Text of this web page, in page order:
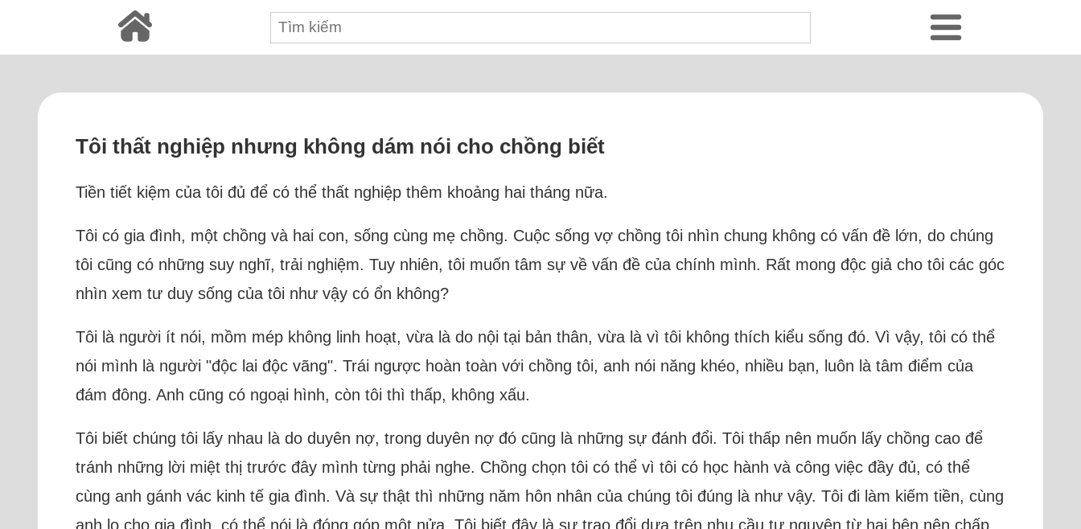
Tôi thất nghiệp nhưng không dám nói cho chồng biết
Tiền tiết kiệm của tôi đủ để có thể thất nghiệp thêm khoảng hai tháng nữa.
Tôi có gia đình, một chồng và hai con, sống cùng mẹ chồng. Cuộc sống vợ chồng tôi nhìn chung không có vấn đề lớn, do chúng
tôi cũng có những suy nghĩ, trải nghiệm. Tuy nhiên, tôi muốn tâm sự về vấn đề của chính mình. Rất mong độc giả cho tôi các góc
nhìn xem tư duy sống của tôi như vậy có ổn không?
Tôi là người ít nói, mồm mép không linh hoạt, vừa là do nội tại bản thân, vừa là vì tôi không thích kiểu sống đó. Vì vậy, tôi có thể
nói mình là người "độc lai độc vãng". Trái ngược hoàn toàn với chồng tôi, anh nói năng khéo, nhiều bạn, luôn là tâm điểm của
đám đông. Anh cũng có ngoại hình, còn tôi thì thấp, không xấu.
Tôi biết chúng tôi lấy nhau là do duyên nợ, trong duyên nợ đó cũng là những sự đánh đổi. Tôi thấp nên muốn lấy chồng cao để
tránh những lời miệt thị trước đây mình từng phải nghe. Chồng chọn tôi có thể vì tôi có học hành và công việc đầy đủ, có thể
cùng anh gánh vác kinh tế gia đình. Và sự thật thì những năm hôn nhân của chúng tôi đúng là như vậy. Tôi đi làm kiếm tiền, cùng
anh lo cho gia đình, có thể nói là đóng góp một nửa. Tôi biết đây là sự trao đổi dựa trên nhu cầu tự nguyện từ hai bên nên chấp